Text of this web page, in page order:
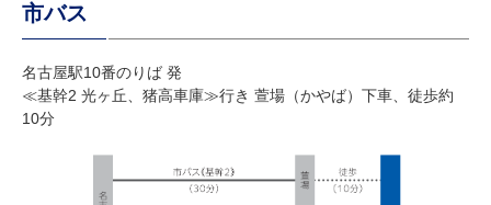
市バス
名古屋駅10番のりば 発
≪基幹2 光ヶ丘、猪高車庫≫行き 萱場（かやば）下車、徒歩約
10分